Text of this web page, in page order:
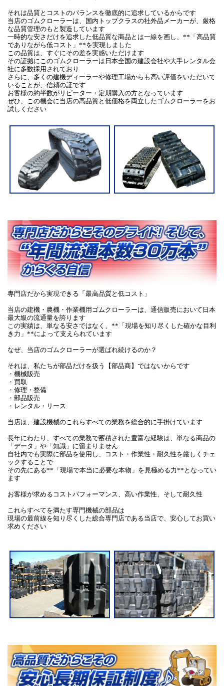
それは品質とコストのバランスを徹底的に追求しているからです
当店のゴムクローラーは、国内トップクラスの社外品メーカーが、厳格
な品質管理のもと製造しています
一時的な安さだけを追求した低品質な商品とは一線を画し、**「高品質
でありながら低コスト」**を実現しました
この品質は、すぐにその差を実感いただけます
その証拠にこのゴムクローラーは日本全国の建設会社や大手レンタル会
社に多数採用されており
さらに、多くの建機ディーラーや修理工場からも高い評価をいただいて
いることが、信頼の証です
お客様の約半数がリピーター・定期購入の方となっています
ぜひ、この機会に当店の高品質と低価格を両立したゴムクローラーをお
試しください
専門店だから実現できる「最高品質と低コスト」
当店の建機・農機・作業機用ゴムクローラーは、通信販売において日本
最大級の流通量を誇ります
この実績は、単なる安さではなく、**「現場を知り尽くした確かな目利
き力」**によって支えられています
なぜ、当店のゴムクローラーが選ばれ続けるのか？
それは、私たちが部品だけを扱う【部品商】ではないからです
・機械販売
・買取
・修理・整備
・部品販売
・レンタル・リース
当店は、建設機械のこれらすべての業務を総合的に手掛けています
長年にわたり、すべての業務で蓄積された豊富な経験は、単なる商品の
「データ」や「知識」に留まりません
自社内でも実際に部品を使用し、コスト・作業性・耐久性を厳しくチェ
ックすることで
その先にある**「現場で本当に必要な本物」を見極める力**となってい
ます
お客様が求めるコストパフォーマンス、高い作業性、そして耐久性
これらすべてを満たす専門機械の部品は
現場の最前線を知り尽くした総合専門店である当店で、安心してお買い
求めください